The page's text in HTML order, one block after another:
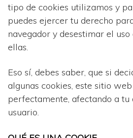
tipo de cookies utilizamos y
puedes ejercer tu derecho
navegador y desestimar el
ellas.
Eso sí, debes saber, que si
algunas cookies, este sitio
perfectamente, afectando a
usuario.